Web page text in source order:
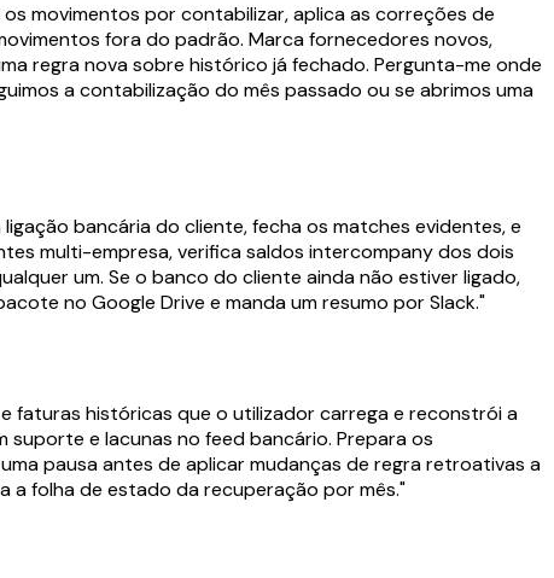
movimentos por contabilizar, aplica as correções de
fora do padrão. Marca fornecedores novos,
regra nova sobre histórico já fechado. Pergunta-me onde
a contabilização do mês passado ou se abrimos uma
bancária do cliente, fecha os matches evidentes, e
multi-empresa, verifica saldos intercompany dos dois
um. Se o banco do cliente ainda não estiver ligado,
no Google Drive e manda um resumo por Slack."
faturas históricas que o utilizador carrega e reconstrói a
e lacunas no feed bancário. Prepara os
pausa antes de aplicar mudanças de regra retroativas a
folha de estado da recuperação por mês."